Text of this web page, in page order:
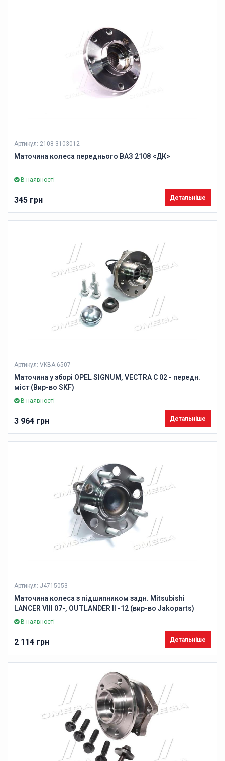
Артикул: 2108-3103012
Маточина колеса переднього ВАЗ 2108 <ДК>
В наявності
345 грн Детальніше
Артикул: VKBA 6507
Маточина у зборі OPEL SIGNUM, VECTRA C 02 - передн.
міст (Вир-во SKF)
В наявності
3 964 грн Детальніше
Артикул: J4715053
Маточина колеса з підшипником задн. Mitsubishi
LANCER VIII 07-, OUTLANDER II -12 (вир-во Jakoparts)
В наявності
2 114 грн Детальніше